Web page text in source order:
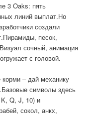
3 Oaks: пять
линий выплат.Но
создали
песок,
сочный, анимация
с головой.
корми – дай механику
символы здесь
K, Q, J, 10) и
сокол, анкх,